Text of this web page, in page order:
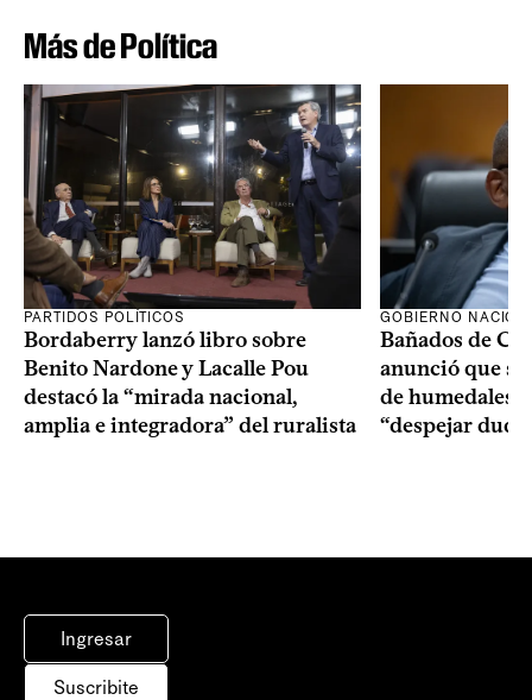
Más de Política
PARTIDOS POLÍTICOS
Bordaberry lanzó libro sobre
Benito Nardone y Lacalle Pou
destacó la “mirada nacional,
amplia e integradora” del ruralista
GOBIERNO
Bañados de
anunció que
de humedales
“despejar
Ingresar
Suscribite